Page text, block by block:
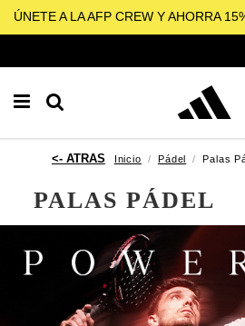
ÚNETE A LA AFP CREW Y AHORRA
Inicio Pádel Palas
PALAS PÁDEL